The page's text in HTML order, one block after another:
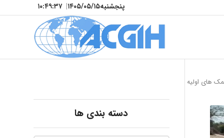
پنجشنبه۱۴۰۵/۰۵/۱۵| ۱۰:۴۹:۳۸
اولیه اورژانسی در تریاژ پیش بیمارستانی
دسته بندی ها